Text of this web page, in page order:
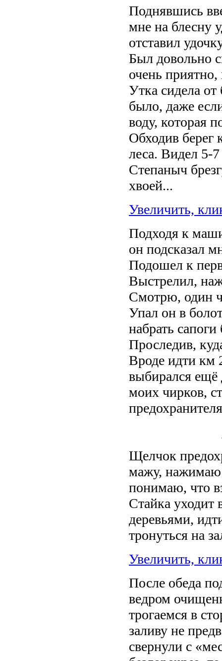
Поднявшись
мне на блесну
отставил
Был довольно
очень приятно,
Утка сидела от
было, даже
воду, которая
Обходив берег
леса. Видел 5-7
Степаныч
хвоей...
Увеличить,
Подходя к
он подсказал
Подошел к
Выстрелил,
Смотрю, один
Упал он в
набрать
Проследив,
Вроде идти км
выбирался
моих чирков,
Щелчок
мажу, нажимаю
понимаю, что
Стайка уходит
деревьями,
тронуться на
Увеличить,
После обеда
ведром
трогаемся в
заливу не
свернули с